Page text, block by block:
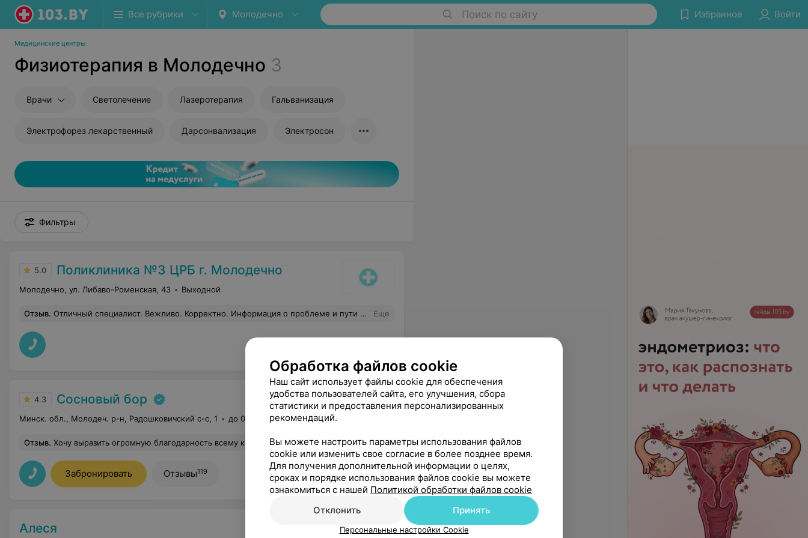
Все рубрики Молодечно Поиск по сайту Избранное Войти
Медицинские центры
Физиотерапия в Молодечно 3
Врачи Светолечение Лазеротерапия Гальванизация
Электрофорез лекарственный Дарсонвализация Электросон
Фильтры
5.0 Поликлиника №3 ЦРБ г. Молодечно
Молодечно, ул. Либаво-Роменская, 43 Выходной
Отзыв. Отличный специалист. Вежливо. Корректно. Информация о проблеме и пути решения представляются ненавязчиво. Еще
4.3 Сосновый бор
Минск. обл., Молодеч. р-н, Радошковичский c-с, 1 до 03:00
Отзыв. Хочу выразить огромную благодарность всему коллективу санатория. Очень тронута их заботой, хорошим отношением к отдыхающим, профессионализмом. Особенно хочу отметить таких работников: Алеся Петровна Лапша, Екатерина Геннадьевна Евсеева. Большое Вам всем спасибо! Счастья, здоровья, процветания! Еще
Забронировать Отзывы119
Алеся
Обработка файлов cookie
Наш сайт использует файлы cookie для обеспечения
удобства пользователей сайта, его улучшения, сбора
статистики и предоставления персонализированных
рекомендаций.
Вы можете настроить параметры использования файлов
cookie или изменить свое согласие в более позднее время.
Для получения дополнительной информации о целях,
сроках и порядке использования файлов cookie вы можете
ознакомиться с нашей Политикой обработки файлов cookie
Отклонить
Принять
Персональные настройки Cookie